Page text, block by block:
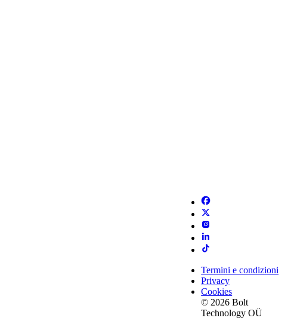
Termini e condizioni
Privacy
Cookies
© 2026 Bolt
Technology OÜ